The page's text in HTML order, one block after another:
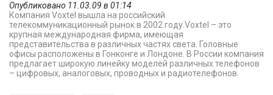
Опубликовано 11.03.09 в 01:14
Компания Voxtel вышла на российский
телекоммуникационный рынок в 2002 году.Voxtel – это
крупная международная фирма, имеющая
представительства в различных частях света. Головные
офисы расположены в Гонконге и Лондоне. В России компания
предлагает широкую линейку моделей различных телефонов
– цифровых, аналоговых, проводных и радиотелефонов.